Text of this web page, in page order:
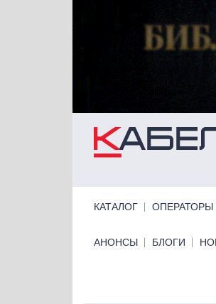
КАТАЛОГ ОПЕРАТОРЫ
Primary links bottom
АНОНСЫ БЛОГИ